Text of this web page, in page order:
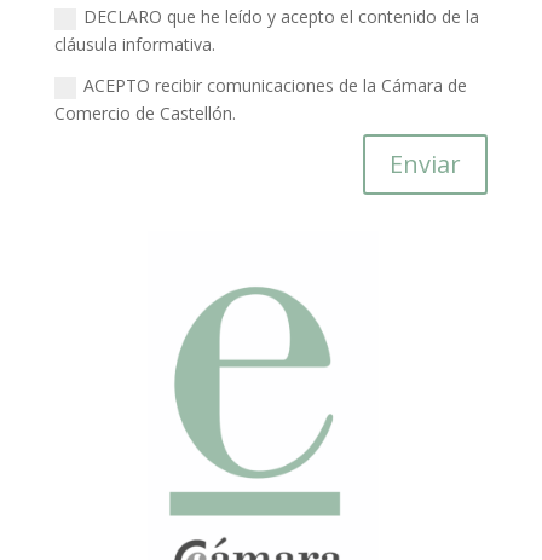
DECLARO que he leído y acepto el contenido de la
cláusula informativa.
ACEPTO recibir comunicaciones de la Cámara de
Comercio de Castellón.
Enviar